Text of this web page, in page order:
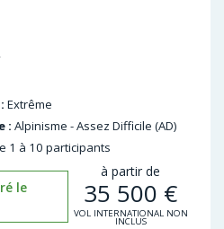
Extrême
: Alpinisme - Assez Difficile (AD)
1 à 10 participants
le
à partir de
35 500 €
VOL INTERNATIONAL NON
INCLUS